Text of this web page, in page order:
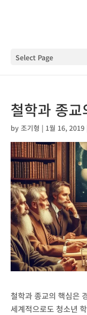
Select Page
철학과 종
by조기형 | 1월 16, 2019
철학과 종교의 핵심은
세계적으로도 청소년